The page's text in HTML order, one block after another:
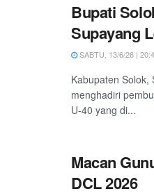
Bupati
Supayang
SABTU, 13/6/26 |
Kabupaten Solok,
menghadiri
U-40 yang di...
Macan
DCL 2026